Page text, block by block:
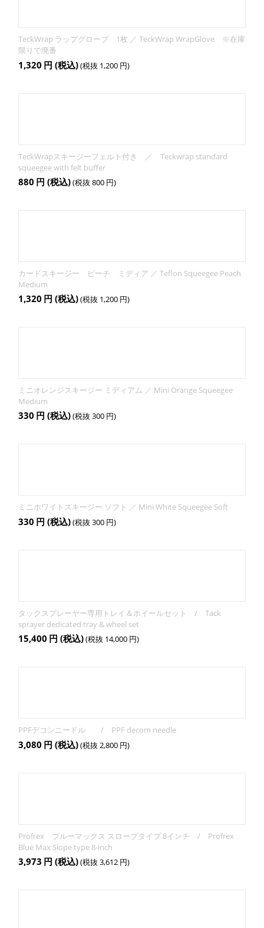
TeckWrap ラップグローブ 1枚 ／ TeckWrap WrapGlove ※在庫
限りで廃番
1,320 円 (税込)(税抜 1,200 円)
TeckWrapスキージーフェルト付き ／ Teckwrap standard
squeegee with felt buffer
880 円 (税込)(税抜 800 円)
カードスキージー ピーチ ミディア ／ Teflon Squeegee Peach
Medium
1,320 円 (税込)(税抜 1,200 円)
ミニオレンジスキージー ミディアム ／ Mini Orange Squeegee
Medium
330 円 (税込)(税抜 300 円)
ミニホワイトスキージー ソフト ／ Mini White Squeegee Soft
330 円 (税込)(税抜 300 円)
タックスプレーヤー専用トレイ＆ホイールセット / Tack
sprayer dedicated tray & wheel set
15,400 円 (税込)(税抜 14,000 円)
PPFデコンニードル / PPF decom needle
3,080 円 (税込)(税抜 2,800 円)
Profrex ブルーマックス スロープタイプ 8インチ / Profrex
Blue Max Slope type 8-inch
3,973 円 (税込)(税抜 3,612 円)